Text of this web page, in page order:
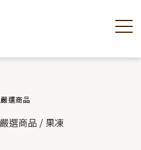
選商品
選商品 / 果凍